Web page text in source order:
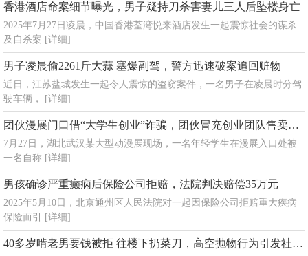
香港酒店命案细节曝光，男子疑持刀杀害妻儿三人后坠楼身亡
2025年7月27日凌晨，中国香港荃湾悦来酒店发生一起震惊社会的谋杀
及自杀案 [详细]
男子凌晨偷2261斤大蒜 塞爆副驾，警方迅速破案追回赃物
近日，江苏盐城发生一起令人震惊的盗窃案件，一名男子在凌晨时分驾
驶车辆，
[详细]
团伙漫展门口借“大学生创业”诈骗，团伙冒充创业团队售卖劣质商品
7月27日，湖北武汉某大型动漫展现场，一名年轻学生在漫展入口处被
一名自称 [详细]
男孩确诊严重癫痫后保险公司拒赔，法院判决赔偿35万元
2025年5月10日，北京通州区人民法院对一起因保险公司拒赔重大疾病
保险而引
[详细]
40多岁啃老男要钱被拒 往楼下扔菜刀，高空抛物行为引发社会广泛关注